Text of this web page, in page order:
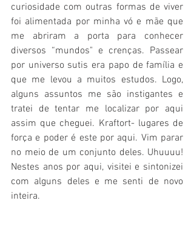
curiosidade com outras formas de viver
foi alimentada por minha vó e mãe que
me abriram a porta para conhecer
diversos “mundos" e crenças. Passear
por universo sutis era papo de família e
que me levou a muitos estudos. Logo,
alguns assuntos me são instigantes e
tratei de tentar me localizar por aqui
assim que cheguei. Kraftort- lugares de
força e poder é este por aqui. Vim parar
no meio de um conjunto deles. Uhuuuu!
Nestes anos por aqui, visitei e sintonizei
com alguns deles e me senti de novo
inteira.